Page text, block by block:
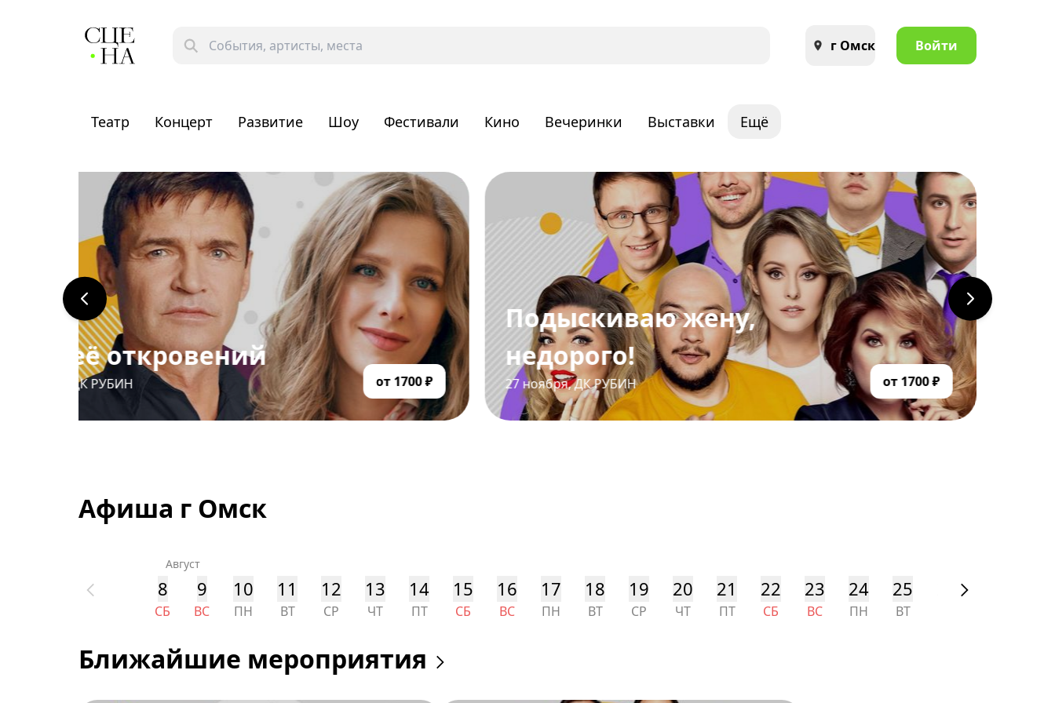
г Омск Войти
Театр Концерт Развитие Шоу Фестивали Кино Вечеринки Выставки Ещё
её откровений
ДК РУБИН от 1700 ₽
Подыскиваю жену,
недорого!
27 ноября,ДК РУБИН от 1700 ₽
Афиша г Омск
Август
8
СБ
9
ВС
10
ПН
11
ВТ
12
СР
13
ЧТ
14
ПТ
15
СБ
16
ВС
17
ПН
18
ВТ
19
СР
20
ЧТ
21
ПТ
22
СБ
23
ВС
24
ПН
25
ВТ
Ближайшие мероприятия